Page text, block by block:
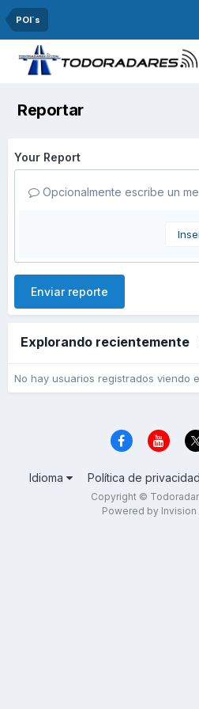
POI´s
Reportar
Your Report
Opcionalmente escribe un
Enviar reporte
Explorando recientemente
No hay usuarios registrados viendo
Idioma Política de privacidad
Copyright ©
Powered by